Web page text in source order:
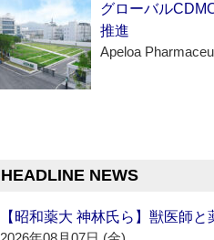
グローバル
推進
Apeloa
HEADLINE NEWS
【昭和薬大 神林氏ら】獣医師